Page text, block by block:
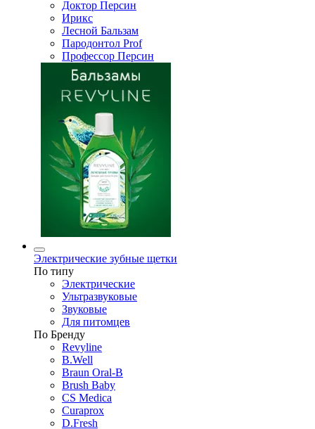
Доктор Персин
Ирикс
Лесной Бальзам
Пародонтол Prof
Профессор Персин
Электрические зубные щетки
По типу
Электрические
Ультразвуковые
Звуковые
Для питомцев
По Бренду
Revyline
B.Well
Braun Oral-B
Brush Baby
CS Medica
Curaprox
D.Fresh